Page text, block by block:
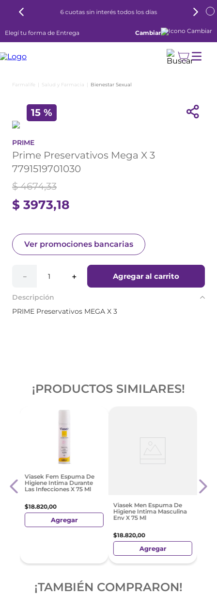
6 cuotas sin interés todos los días
Elegí tu forma de Entrega Cambiar
Salud y Farmacia Bienestar Sexual
15 %
PRIME
Prime Preservativos Mega X 3
7791519701030
$ 3973,18
$ 4674,33
Ver promociones bancarias
＋
－ Agregar al carrito
Descripción
PRIME Preservativos MEGA X 3
¡PRODUCTOS SIMILARES!
Viasek Fem Espuma De
Higiene Intima Durante
Las Infecciones X 75 Ml
$18.820,00
Agregar
Viasek Men Espuma De
Higiene Intima Masculina
Env X 75 Ml
$18.820,00
Agregar
50
¡TAMBIÉN COMPRARON!